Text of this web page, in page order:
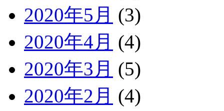
2020年5月 (3)
2020年4月 (4)
2020年3月 (5)
2020年2月 (4)